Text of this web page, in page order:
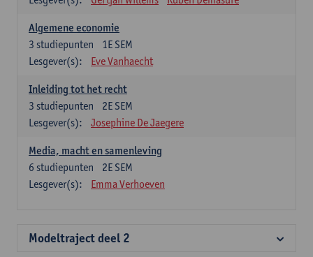
Algemene economie
1E SEM
3 studiepunten
Lesgever(s):
Eve Vanhaecht
Inleiding tot het recht
2E SEM
3 studiepunten
Lesgever(s):
Josephine De Jaegere
Media, macht en samenleving
2E SEM
6 studiepunten
Lesgever(s):
Emma Verhoeven
Modeltraject deel 2